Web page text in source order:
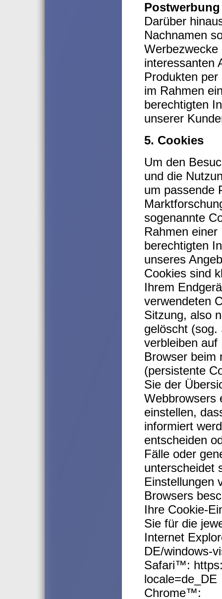
Darüber
Nachnamen
interessanten
Produkten
im Rahmen
berechtigten
unserer
5. Cookies
Um den
und die
um passende
sogenannte
Rahmen
berechtigten
unseres
Cookies sind
Ihrem
verwendeten
Sitzung, also
gelöscht (sog.
verbleiben
Browser beim
(persistente
Sie der
Webbrowsers
einstellen,
informiert
entscheiden
Fälle oder
unterscheidet
Einstellungen
Browsers
Ihre Cookie-
Sie für die
Internet
DE/windows-
Safari™:
locale=de_DE
Chrome™: